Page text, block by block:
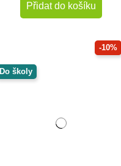
Přidat do košíku
-10%
Do školy